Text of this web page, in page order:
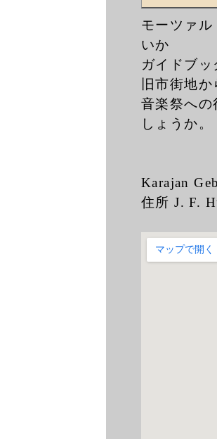
モーツァ
いか
ガイドブ
旧市街地
音楽祭への
しょうか。
Karajan
住所 J. F.